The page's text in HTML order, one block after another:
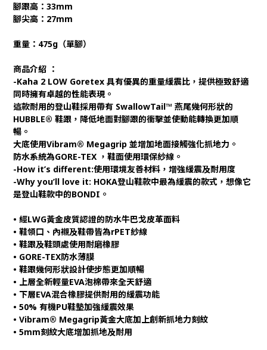
腳跟高：33mm
腳尖高：27mm
重量：475g（單腳）
商品介紹 ：
-Kaha 2 LOW Goretex 具有優異的重量緩震比，提供極致舒適
同時擁有卓越的性能表現。
這款耐用的登山鞋採用帶有 SwallowTail™ 燕尾幾何形狀的
HUBBLE® 鞋跟，降低地面對腳跟的衝擊並使動能轉換更加順
暢。
大底使用Vibram® Megagrip 並增加地面接觸強化抓地力。
防水系統為GORE-TEX ，鞋面使用環保紗線。
-How it’s different:使用環境友善材料，增強緩震及耐用度
-Why you’ll love it: HOKA登山鞋款中最為緩震的款式，想像它
是登山鞋款中的BONDI。
• 經LWG黃金皮質認證的防水牛巴戈皮革面料
• 鞋領口、內襯及鞋帶皆為rPET紗線
• 鞋跟及鞋頭處使用耐磨橡膠
• GORE-TEX防水薄膜
• 鞋跟幾何形狀設計使步態更加順暢
• 上層全新輕量EVA泡棉帶來全天舒適
• 下層EVA混合橡膠提供耐用的緩震功能
• 50% 有機PU鞋墊加強緩震效果
• Vibram® Megagrip黃金大底加上創新抓地力刻紋
• 5mm刻紋大底增加抓地及耐用